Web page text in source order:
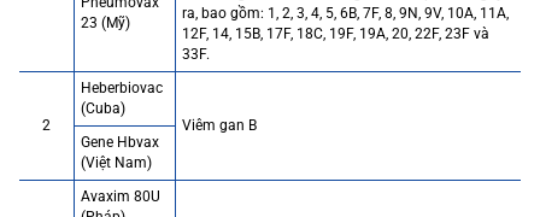
23 (Mỹ)
ra, bao gồm: 1, 2, 3, 4, 5, 6B, 7F, 8, 9N, 9V, 10A, 11A,
12F, 14, 15B, 17F, 18C, 19F, 19A, 20, 22F, 23F và
33F.
2
Heberbiovac
(Cuba)
Viêm gan B
Gene Hbvax
(Việt Nam)
Avaxim 80U